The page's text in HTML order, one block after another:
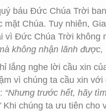
báu Đức Chúa Trời
mặt Chúa. Tuy nhiên,
vì Đức Chúa Trời không
không nhận lãnh
lắng nghe lời cầu xin
vì chúng ta cầu xin
“Nhưng trước hết, hãy
Khi chúng ta ưu tiên cho